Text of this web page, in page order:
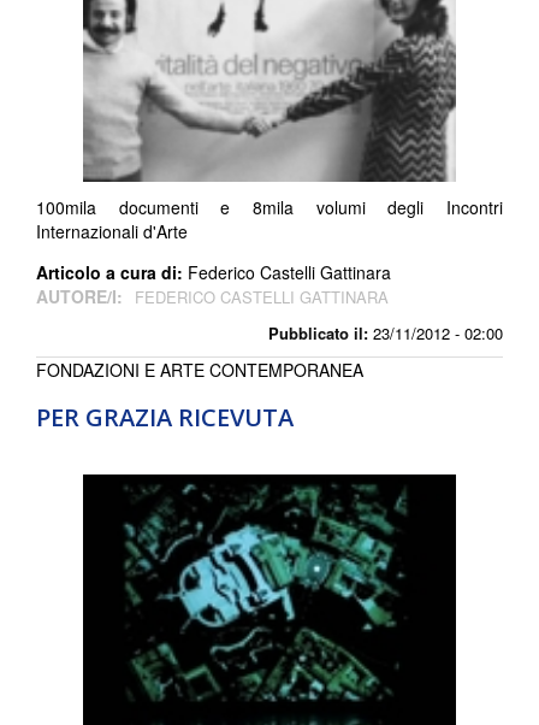
Pubblicato il: 23/11/2012 - 02:00
100mila documenti e 8mila volumi degli Incontri
Internazionali d'Arte
Articolo a cura di: Federico Castelli Gattinara
AUTORE/I:
FEDERICO CASTELLI GATTINARA
PER GRAZIA RICEVUTA
FONDAZIONI E ARTE CONTEMPORANEA